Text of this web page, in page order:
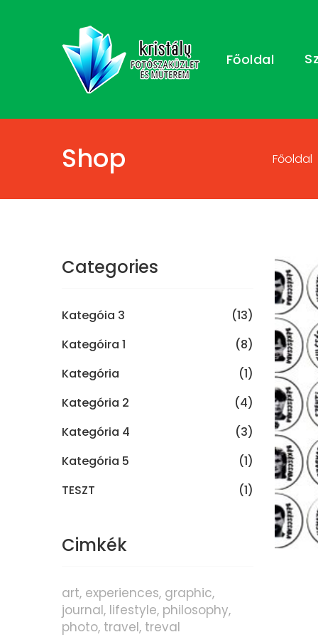
Főoldal
Shop Főoldal
Categories
Kategóia 3
(13)
Kategóira 1
(8)
Kategória
(1)
Kategória 2
(4)
Kategória 4
(3)
Kategória 5
(1)
TESZT
(1)
Cimkék
art experiences graphic
journal lifestyle philosophy
photo travel treval